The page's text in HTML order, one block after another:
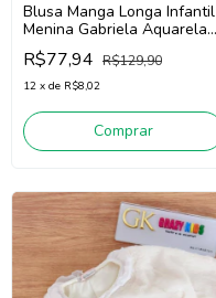
Blusa Manga Longa Infantil
Menina Gabriela Aquarela
261057 (Off White)
R$77,94 R$129,90
12 x de R$8,02
Comprar